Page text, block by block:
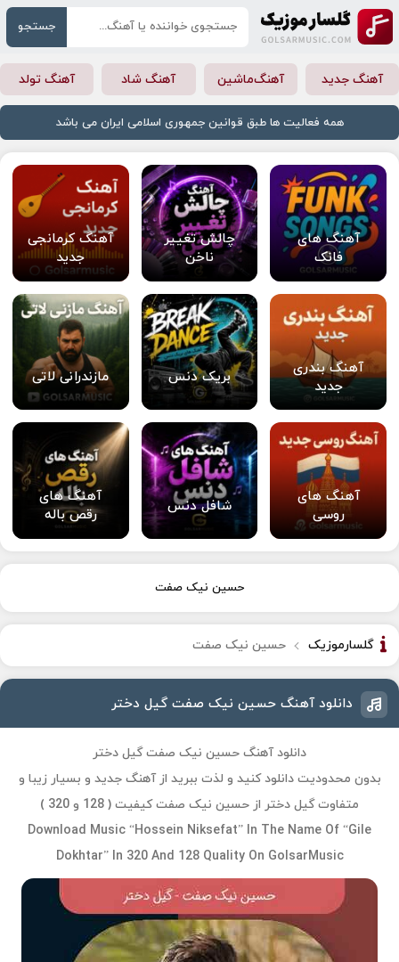
جستجو
آهنگ جدید آهنگ‌ماشین آهنگ شاد آهنگ تولد
همه فعالیت ها طبق قوانین جمهوری اسلامی ایران می باشد
آهنگ های
فانک
چالش تغییر
ناخن
آهنگ کرمانجی
جدید
آهنگ بندری
جدید
بریک دنس مازندرانی لاتی
آهنگ های
روسی
شافل دنس
آهنگ های
رقص باله
حسین نیک صفت
گلسارموزیک حسین نیک صفت
دانلود آهنگ حسین نیک صفت گیل دختر
دانلود آهنگ حسین نیک صفت گیل دختر
بدون محدودیت دانلود کنید و لذت ببرید از آهنگ جدید و بسیار زیبا و
متفاوت گیل دختر از حسین نیک صفت کیفیت ( 128 و 320 )
Download Music “Hossein Niksefat” In The Name Of “Gile
Dokhtar” In 320 And 128 Quality On GolsarMusic